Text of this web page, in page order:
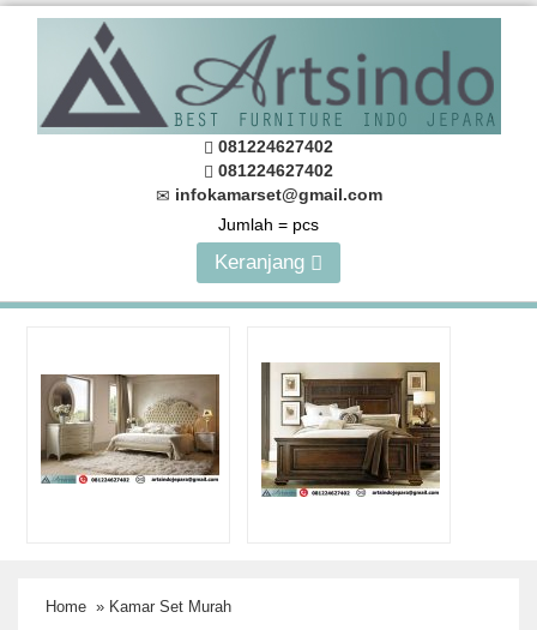
081224627402
081224627402
infokamarset@gmail.com
Jumlah = pcs
Keranjang
Home » Kamar Set Murah